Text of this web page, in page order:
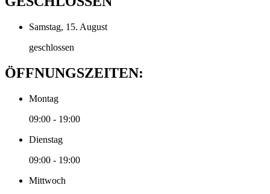
Samstag, 15. August
geschlossen
ÖFFNUNGSZEITEN:
Montag
09:00 - 19:00
Dienstag
09:00 - 19:00
Mittwoch